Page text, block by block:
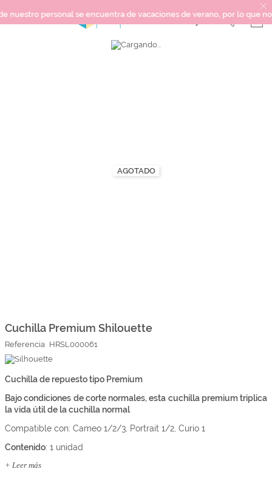
personal se encuentra de vacaciones de verano, por lo que
Top Ventas
Somos Kimidori
AGOTADO
comienzo
la
galería
de
imágenes
Cuchilla Premium Shilouette
Referencia HRSL000061
Cuchilla de repuesto tipo Premium
Bajo condiciones de corte normales, esta cuchilla premium triplica
la vida útil de la cuchilla normal
Compatible con: Cameo 1/2/3, Portrait 1/2, Curio 1
Contenido: 1 unidad
+ Leer más